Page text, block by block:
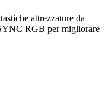
attrezzature da
RGB per migliorare